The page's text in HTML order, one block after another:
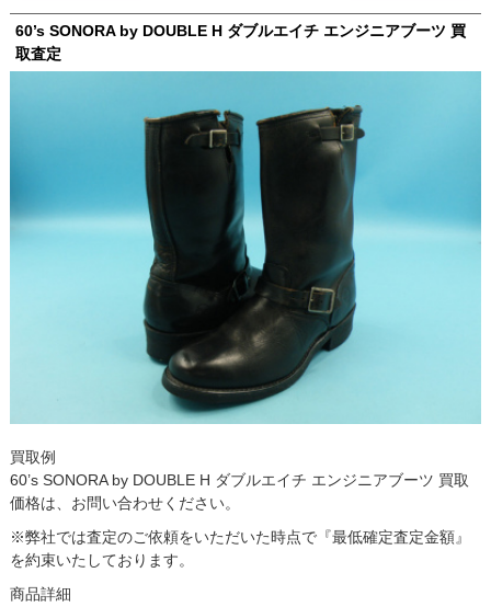
60’s SONORA by DOUBLE H ダブルエイチ エンジニアブーツ 買
取査定
買取例
60’s SONORA by DOUBLE H ダブルエイチ エンジニアブーツ 買取
価格は、お問い合わせください。
※弊社では査定のご依頼をいただいた時点で『最低確定査定金額』
を約束いたしております。
商品詳細